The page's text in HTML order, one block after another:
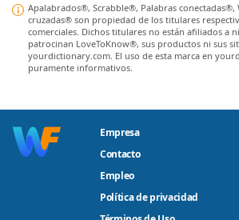
Apalabrados®, Scrabble®, Palabras
cruzadas® son propiedad de los titulares
comerciales. Dichos titulares no están afiliados a
patrocinan LoveToKnow®, sus productos ni sus
yourdictionary.com. El uso de esta marca en
puramente informativos.
Empresa
Contacto
Empleo
Política de privacidad